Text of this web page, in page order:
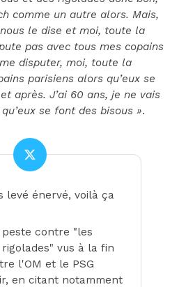
comme un autre alors. Mais,
le dise et moi, toute la
pas avec tous mes copains
disputer, moi, toute la
parisiens alors qu’eux se
après. J’ai 60 ans, je ne vais
se font des bisous ».
levé énervé, voilà ça
peste contre "les
vus à la fin
l'OM et le PSG
en citant notamment